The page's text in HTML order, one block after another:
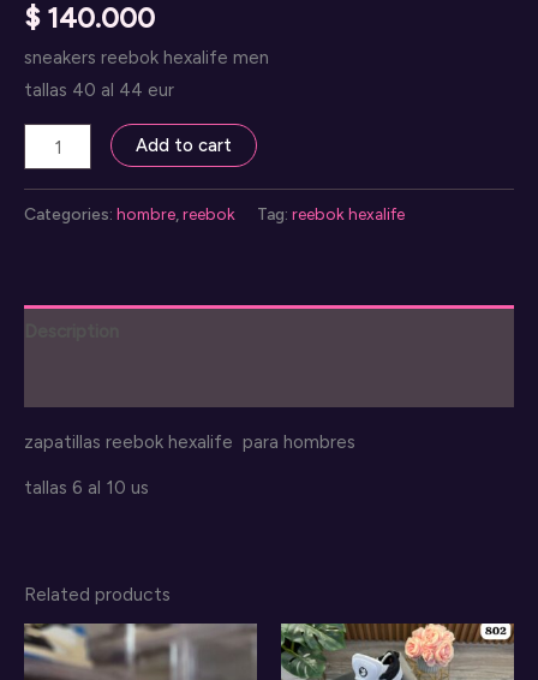
$140.000
sneakers reebok hexalife men
tallas 40 al 44 eur
reebok
hexalife
sneakers
Add to cart
Categories: hombre reebok Tag: reebok hexalife
zapatillas reebok hexalife para hombres
tallas 6 al 10 us
Related products